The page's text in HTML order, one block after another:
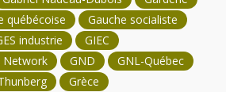
québécoise
Gauche socialiste
industrie
GIEC
Network
GND
GNL-Québec
Grèce